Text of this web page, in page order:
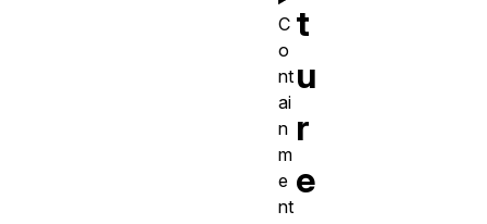
t
u
r
e
C
o
nt
ai
n
m
e
nt